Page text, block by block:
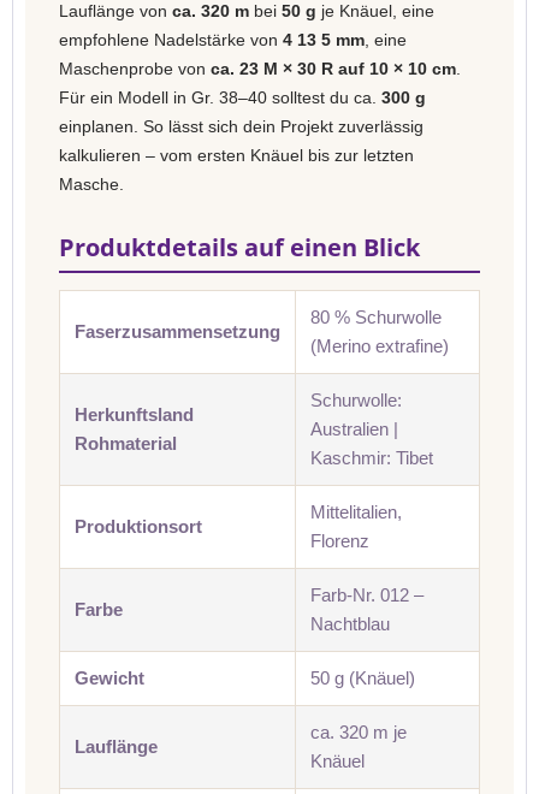
Lauflänge von ca. 320 m bei 50 g je Knäuel, eine
empfohlene Nadelstärke von 4 13 5 mm , eine
Maschenprobe von ca. 23 M × 30 R auf 10 × 10 cm
Für ein Modell in Gr. 38–40 solltest du ca. 300 g
einplanen. So lässt sich dein Projekt zuverlässig
kalkulieren – vom ersten Knäuel bis zur letzten
Masche.
Produktdetails auf einen Blick
Faserzusammensetzung
80 % Schurwolle
(Merino extrafine)
Herkunftsland
Rohmaterial
Schurwolle:
Australien |
Kaschmir: Tibet
Produktionsort
Mittelitalien,
Florenz
Farbe
Farb-Nr. 012 –
Nachtblau
Gewicht 50 g (Knäuel)
Lauflänge
ca. 320 m je
Knäuel